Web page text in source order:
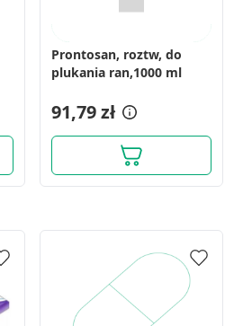
Prontosan, roztw, do
plukania ran,1000 ml
91,79 zł